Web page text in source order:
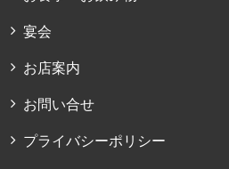
宴会
お店案内
お問い合せ
プライバシーポリシー